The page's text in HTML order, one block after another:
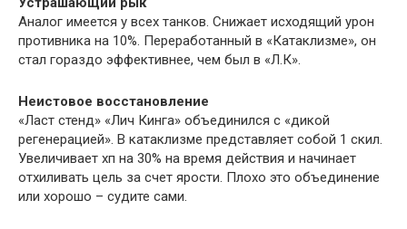
Аналог имеется у всех танков. Снижает исходящий урон
противника на 10%. Переработанный в «Катаклизме», он
стал гораздо эффективнее, чем был в «Л.К».
Неистовое восстановление
«Ласт стенд» «Лич Кинга» объединился с «дикой
регенерацией». В катаклизме представляет собой 1 скил.
Увеличивает хп на 30% на время действия и начинает
отхиливать цель за счет ярости. Плохо это объединение
или хорошо – судите сами.